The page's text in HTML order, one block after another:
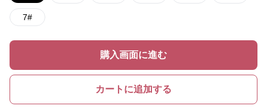
7#
購入画面に進む
カートに追加する